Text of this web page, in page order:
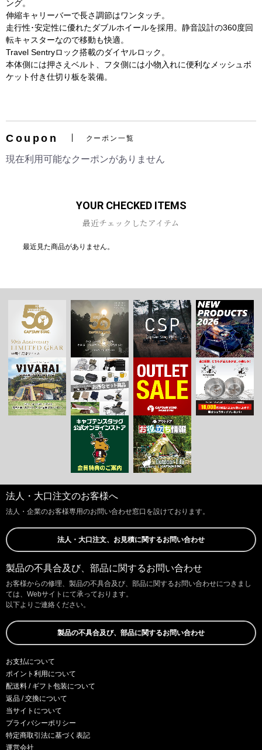
ング。
伸縮キャリーバーで長さ調節はワンタッチ。
走行性･安定性に優れたダブルホイールを採用。静音設計の360度回
転キャスターなので移動も快適。
Travel Sentryロック搭載のダイヤルロック。
本体側には押さえベルト、フタ側には小物入れに便利なメッシュポ
ケット付き仕切り板を装備。
Coupon クーポン一覧
現在利用可能なクーポンがありません
YOUR CHECKED ITEMS
最近チェックしたアイテム
最近見た商品がありません。
法人・大口注文のお客様へ
法人・企業のお客様専用のお問い合わせ窓口を設けております。
法人・大口注文、お見積に関するお問い合わせ
製品の不具合及び、部品に関するお問い合わせ
お客様からの修理、製品の不具合及び、部品に関するお問い合わせにつきまし
ては、Webサイトにて承っております。
以下よりご連絡ください。
製品の不具合及び、部品に関するお問い合わせ
お支払について
ポイント利用について
配送料 / ギフト包装について
返品 / 交換について
当サイトについて
プライバシーポリシー
特定商取引法に基づく表記
運営会社